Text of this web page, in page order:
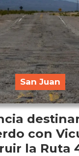
con
la Ruta
San Juan